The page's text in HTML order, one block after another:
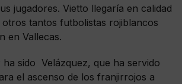
jugadores. Vietto llegaría en calidad
otros tantos futbolistas rojiblancos
en Vallecas.
ha sido Velázquez, que ha servido
el ascenso de los franjirrojos a